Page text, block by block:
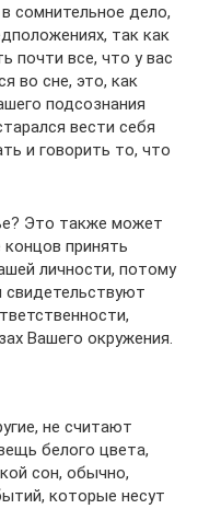
сомнительное дело,
так как
почти все, что у вас
во сне, это, как
подсознания
вести себя
и говорить то, что
Это также может
принять
личности, потому
свидетельствуют
Вашего окружения.
не считают
белого цвета,
сон, обычно,
которые несут